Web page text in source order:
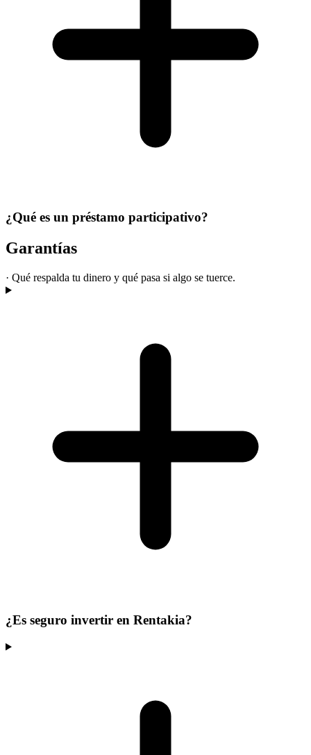
¿Qué es un préstamo participativo?
Garantías
· Qué respalda tu dinero y qué pasa si algo se tuerce.
¿Es seguro invertir en Rentakia?